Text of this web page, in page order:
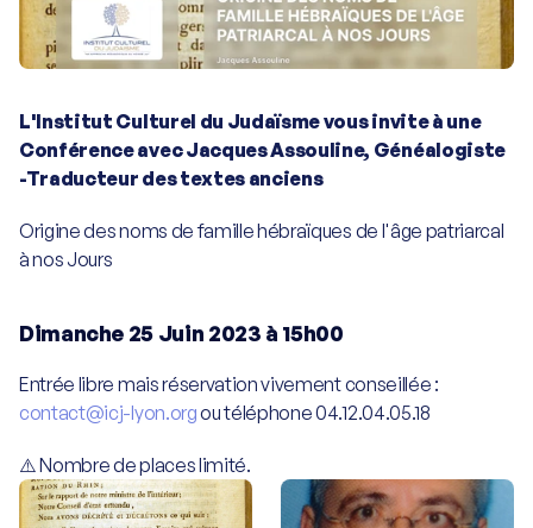
Charte du visiteur
Informations visiteurs
Écoles
Enseignants
Visite libre
Histoire de l'Institut
L'Institut Culturel du Judaïsme vous invite à une
Conférence avec Jacques Assouline, Généalogiste
-Traducteur des textes anciens
Origine des noms de famille hébraïques de l'âge patriarcal
à nos Jours
Dimanche 25 Juin 2023 à 15h00
contact@icj-lyon.org ou téléphone 04.12.04.05.18
⚠️ Nombre de places limité.